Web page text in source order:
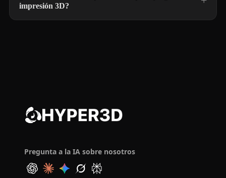
impresión 3D?
Pregunta a la IA sobre nosotros